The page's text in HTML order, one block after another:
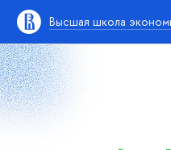
ысшая школа